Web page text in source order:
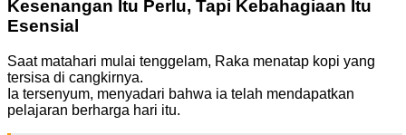
Kesenangan Itu Perlu, Tapi Kebahagiaan Itu
Esensial
Saat matahari mulai tenggelam, Raka menatap kopi yang
tersisa di cangkirnya.
Ia tersenyum, menyadari bahwa ia telah mendapatkan
pelajaran berharga hari itu.